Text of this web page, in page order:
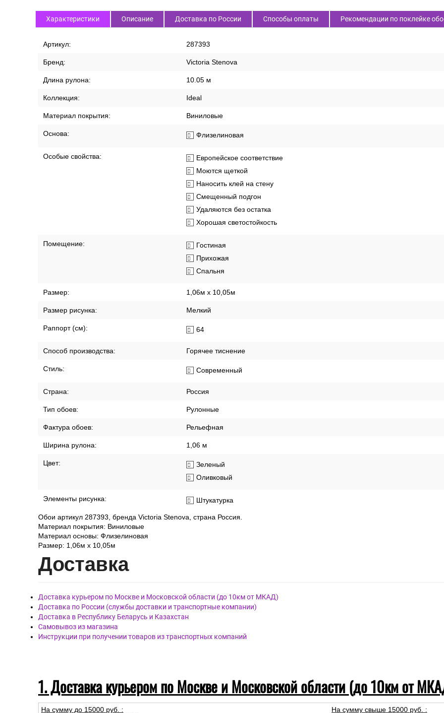
Характеристики Описание Доставка по России Способы оплаты Рекомендации по поклейке
Артикул: 287393
Бренд: Victoria Stenova
Длина рулона: 10.05 м
Коллекция: Ideal
Материал покрытия: Виниловые
Основа: Флизелиновая
Особые свойства:
Европейское соответствие
Моются щеткой
Наносить клей на стену
Смещенный подгон
Удаляются без остатка
Хорошая светостойкость
Помещение:
Гостиная
Прихожая
Спальня
Размер: 1,06м х 10,05м
Размер рисунка: Мелкий
Раппорт (см): 64
Способ производства: Горячее тиснение
Стиль: Современный
Страна: Россия
Тип обоев: Рулонные
Фактура обоев: Рельефная
Ширина рулона: 1,06 м
Цвет:
Зеленый
Оливковый
Элементы рисунка: Штукатурка
Обои артикул 287393, бренда Victoria Stenova, страна Россия.
Материал покрытия: Виниловые
Материал основы: Флизелиновая
Размер: 1,06м х 10,05м
Доставка
Доставка курьером по Москве и Московской области (до 10км от МКАД)
Доставка по России (службы доставки и транспортные компании)
Доставка в Республику Беларусь и Казахстан
Самовывоз из магазина
Инструкции при получении товаров из транспортных компаний
1. Доставка курьером по Москве и Московской области (до 10км от
На сумму до 15000 руб. :
На сумму свыше 15000 руб. :